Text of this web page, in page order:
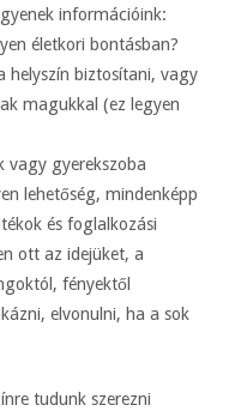
információink:
életkori bontásban?
helyszín biztosítani, vagy
magukkal (ez legyen
vagy gyerekszoba
lehetőség, mindenképp
és foglalkozási
ott az idejüket, a
fényektől
elvonulni, ha a sok
tudunk szerezni